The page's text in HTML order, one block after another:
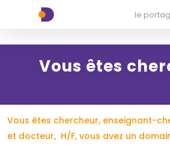
xx-xx-xx-xx
le
Vous êtes
Vous êtes chercheur, enseignant-
et docteur, H/F, vous avez un